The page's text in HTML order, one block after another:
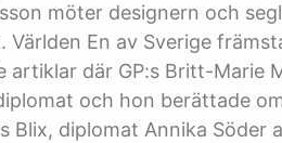
möter designern och
Världen En av Sverige
artiklar där GP:s Britt-Marie
och hon berättade
Blix, diplomat Annika Söder